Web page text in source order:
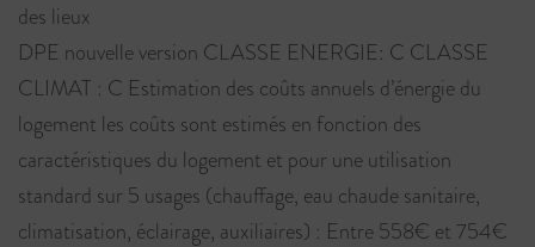
des lieux
DPE nouvelle version CLASSE ENERGIE: C CLASSE
CLIMAT : C Estimation des coûts annuels d’énergie du
logement les coûts sont estimés en fonction des
caractéristiques du logement et pour une utilisation
standard sur 5 usages (chauffage, eau chaude sanitaire,
climatisation, éclairage, auxiliaires) : Entre 558€ et 754€